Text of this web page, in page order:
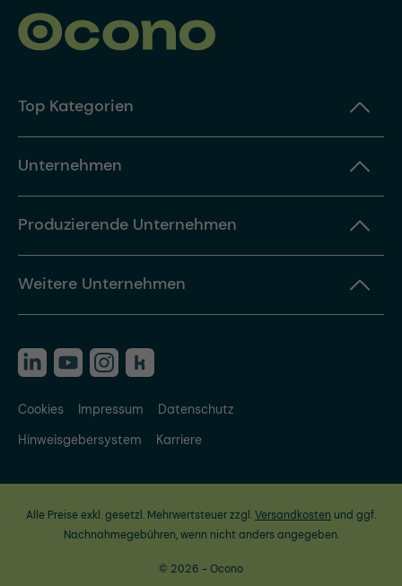
Top Kategorien
Unternehmen
Produzierende Unternehmen
Weitere Unternehmen
Cookies Impressum
Datenschutz
Hinweisgebersystem
Karriere
Alle Preise exkl. gesetzl. Mehrwertsteuer zzgl.Versandkosten und ggf.
Nachnahmegebühren, wenn nicht anders angegeben.
© 2026 - Ocono